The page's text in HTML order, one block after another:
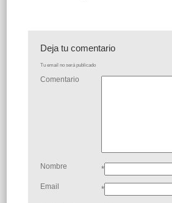
Deja tu comentario
Tu email no será publicado
Comentario
Nombre *
Email *